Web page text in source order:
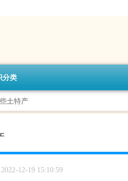
分类
土特产
2022-12-19 15:10:59